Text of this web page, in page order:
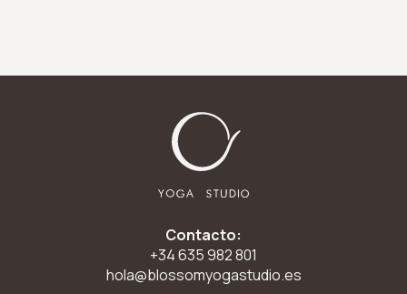
Contacto:
+34 635 982 801
hola@blossomyogastudio.es